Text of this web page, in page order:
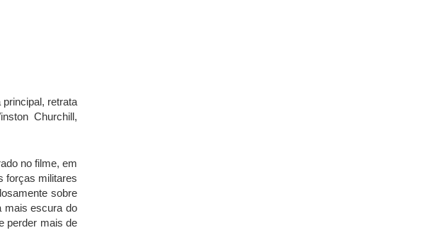
retrata
Churchill,
no filme, em
forças militares
sobre
mais escura do
perder mais de